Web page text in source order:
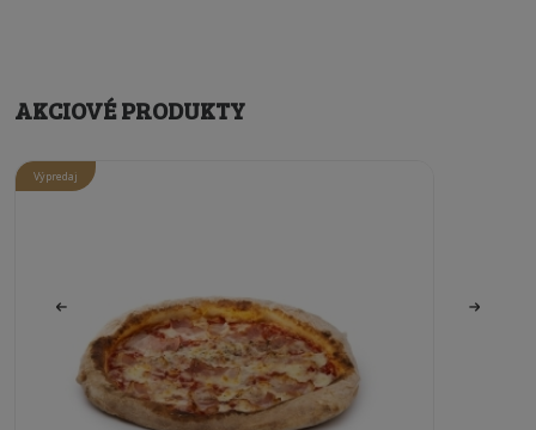
AKCIOVÉ PRODUKTY
Výpredaj